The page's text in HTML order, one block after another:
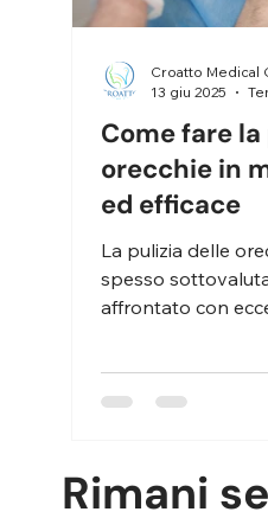
Come fare la
orecchie in
ed efficace
La pulizia delle
spesso
affrontato con
Croatto Medical
13 giu 2025
Rimani